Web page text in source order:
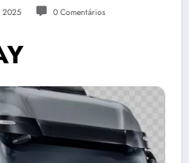
2025 0 Comentários